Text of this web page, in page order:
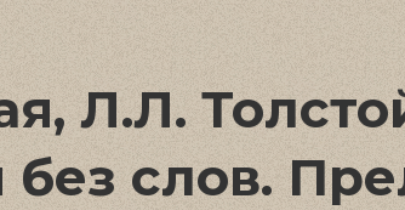
Л.Л.
без слов.